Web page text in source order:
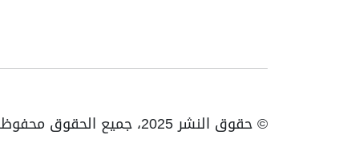
© حقوق النشر 2025، جميع الحقوق محفوظة ENTV | الهاتف: 023531010 | فاكس: 023531093 / 023531998